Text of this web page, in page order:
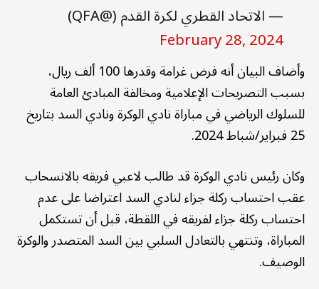
— الاتحاد القطري لكرة القدم (@QFA)
February 28, 2024
وأضاف البيان أنه فرض غرامة وقدرها 100 ألف ريال،
بسبب التصريحات الإعلامية ومخالفة المبادئ العامة
للسلوك الرياضي في مباراة نادي الوكرة ونادي السد بتاريخ
25 فبراير/شباط 2024.
وكان رئيس نادي الوكرة قد طالب لاعبي فريقه بالانسحاب
عقب احتساب ركلة جزاء لنادي السد اعتراضا على عدم
احتساب ركلة جزاء لفريقه في اللقطة، قبل أن تستكمل
المباراة، وتنتهي بالتعادل السلبي بين السد المتصدر والوكرة
الوصيف.